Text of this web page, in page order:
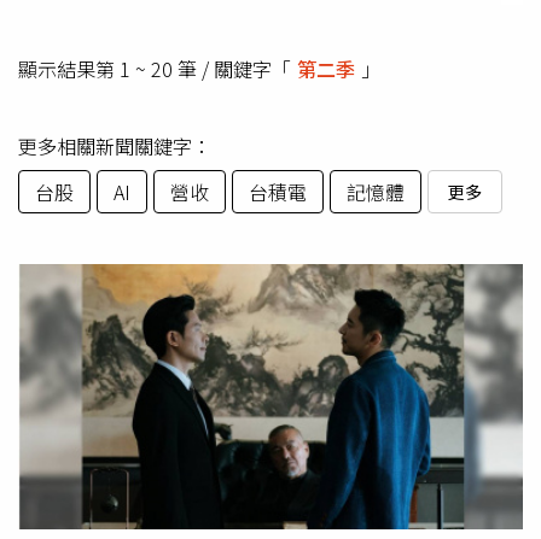
顯示結果第 1 ~ 20 筆 / 關鍵字「 第二季 」
更多相關新聞關鍵字：
台股
AI 營收 台積電 記憶體 更多